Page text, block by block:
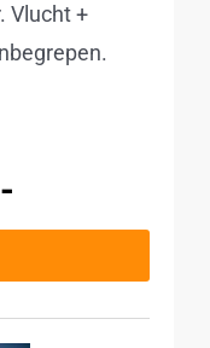
Vlucht +